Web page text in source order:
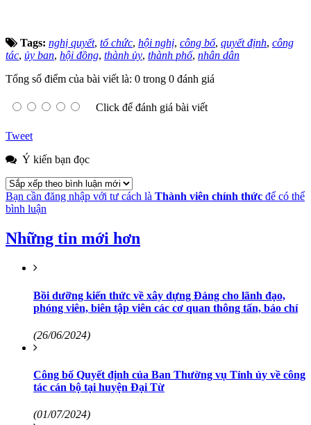
Tags: nghị quyết, tổ chức, hội nghị, công bố, quyết định, công
tác, ủy ban, hội đồng, thành ủy, thành phố, nhân dân
Tổng số điểm của bài viết là: 0 trong 0 đánh giá
Click để đánh giá bài viết
Tweet
Ý kiến bạn đọc
Bạn cần đăng nhập với tư cách là Thành viên chính thức để có thể
bình luận
Những tin mới hơn
Bồi dưỡng kiến thức về xây dựng Đảng cho lãnh đạo,
phóng viên, biên tập viên các cơ quan thông tấn, báo chí
(26/06/2024)
Công bố Quyết định của Ban Thường vụ Tỉnh ủy về công
tác cán bộ tại huyện Đại Từ
(01/07/2024)